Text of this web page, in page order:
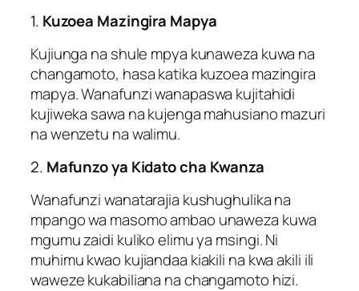
1. Kuzoea Mazingira Mapya
Kujiunga na shule mpya kunaweza kuwa na
changamoto, hasa katika kuzoea mazingira
mapya. Wanafunzi wanapaswa kujitahidi
kujiweka sawa na kujenga mahusiano mazuri
na wenzetu na walimu.
2. Mafunzo ya Kidato cha Kwanza
Wanafunzi wanatarajia kushughulika na
mpango wa masomo ambao unaweza kuwa
mgumu zaidi kuliko elimu ya msingi. Ni
muhimu kwao kujiandaa kiakili na kwa akili ili
waweze kukabiliana na changamoto hizi.